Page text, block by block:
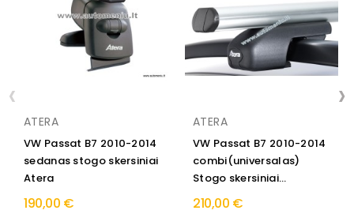
ATERA
VW Passat B7 2010-2014
sedanas stogo skersiniai
Atera
190,00 €
ATERA
VW Passat B7 2010-2014
combi(universalas)
Stogo skersiniai...
210,00 €
‹ ›